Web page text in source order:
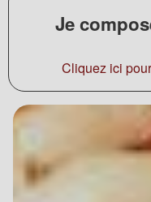
Je
Cliquez ici